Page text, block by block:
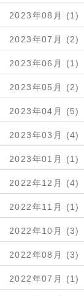
2023年08月 (1)
2023年07月 (2)
2023年06月 (1)
2023年05月 (2)
2023年04月 (5)
2023年03月 (4)
2023年01月 (1)
2022年12月 (4)
2022年11月 (1)
2022年10月 (3)
2022年08月 (3)
2022年07月 (1)